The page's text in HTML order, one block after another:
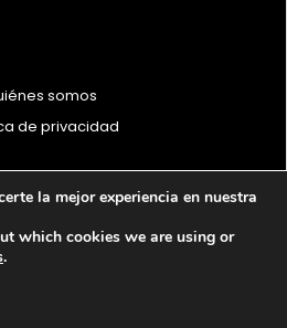
somos
de privacidad
- Todos los derechos reservados
la mejor experiencia en nuestra
which cookies we are using or
.